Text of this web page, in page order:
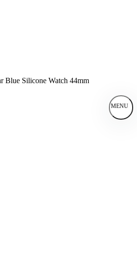
Blue Silicone Watch 44mm
MENU